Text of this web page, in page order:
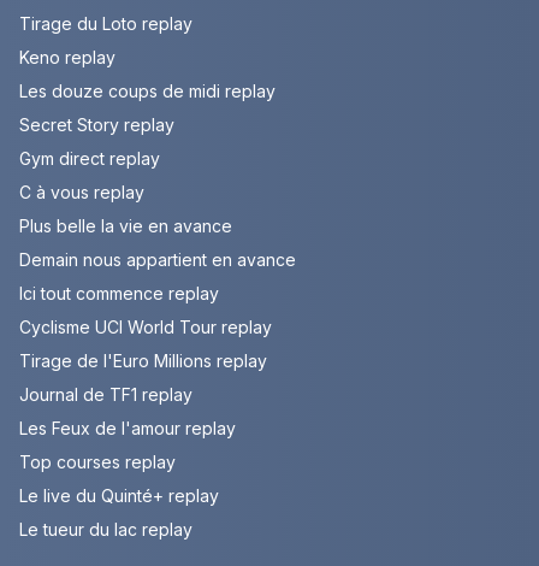
Tirage du Loto replay
Keno replay
Les douze coups de midi replay
Secret Story replay
Gym direct replay
C à vous replay
Plus belle la vie en avance
Demain nous appartient en avance
Ici tout commence replay
Cyclisme UCI World Tour replay
Tirage de l'Euro Millions replay
Journal de TF1 replay
Les Feux de l'amour replay
Top courses replay
Le live du Quinté+ replay
Le tueur du lac replay